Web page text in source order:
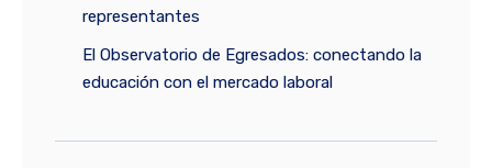
representantes
El Observatorio de Egresados: conectando la
educación con el mercado laboral